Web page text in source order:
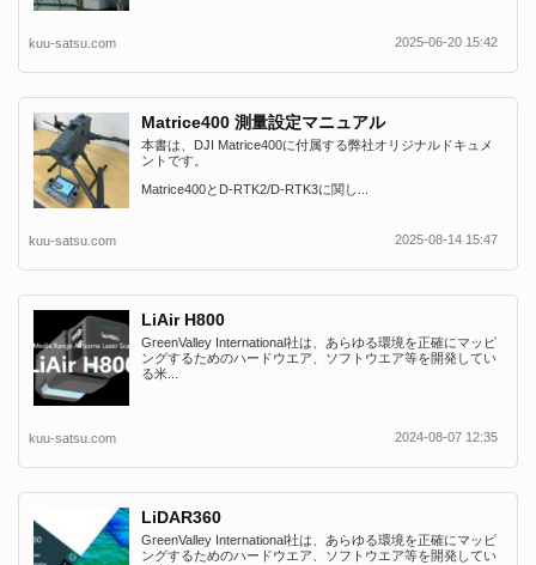
kuu-satsu.com 2025-06-20 15:42
Matrice400 測量設定マニュアル
本書は、DJI Matrice400に付属する弊社オリジナルドキュメ
ントです。
Matrice400とD-RTK2/D-RTK3に関し...
kuu-satsu.com 2025-08-14 15:47
LiAir H800
GreenValley International社は、あらゆる環境を正確にマッピ
ングするためのハードウエア、ソフトウエア等を開発してい
る米...
kuu-satsu.com 2024-08-07 12:35
LiDAR360
GreenValley International社は、あらゆる環境を正確にマッピ
ングするためのハードウエア、ソフトウエア等を開発してい